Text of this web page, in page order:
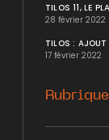
TILOS 11, LE
28 février 2022
TILOS : AJOUT
17 février 2022